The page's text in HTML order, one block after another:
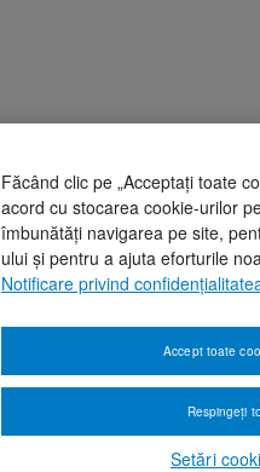
Făcând clic pe „Acceptați toate
acord cu stocarea cookie-urilor
îmbunătăți navigarea pe site,
ului și pentru a ajuta eforturile
Notificare privind
Setări
Respingeți
Accept toate